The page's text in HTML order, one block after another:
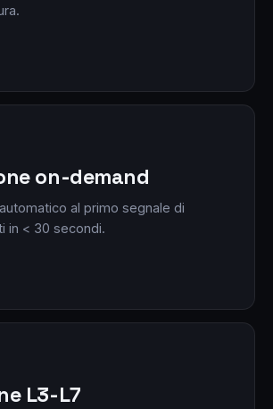
on-demand
al primo segnale di
in < 30 secondi.
L3-L7